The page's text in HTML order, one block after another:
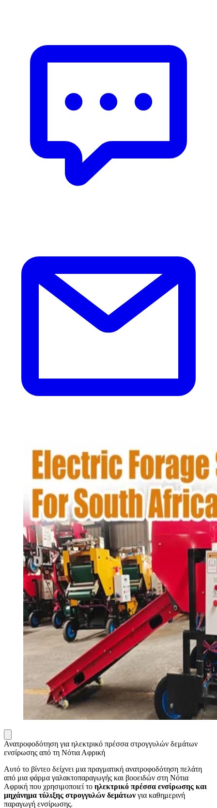
Ανατροφοδότηση για ηλεκτρικό πρέσσα στρογγυλών δεμάτων
ενσίρωσης από τη Νότια Αφρική
Αυτό το βίντεο δείχνει μια πραγματική ανατροφοδότηση πελάτη
από μια φάρμα γαλακτοπαραγωγής και βοοειδών στη Νότια
Αφρική που χρησιμοποιεί το ηλεκτρικό πρέσσα ενσίρωσης και
μηχάνημα τύλιξης στρογγυλών δεμάτων για καθημερινή
παραγωγή ενσίρωσης.